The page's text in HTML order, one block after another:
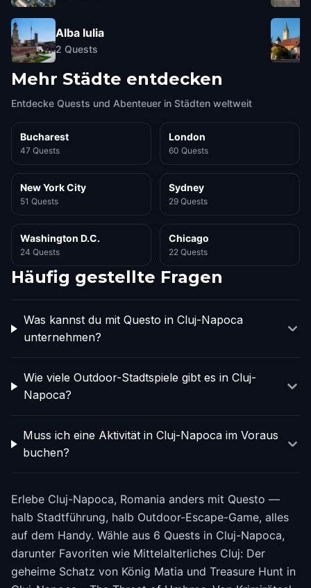
Alba Iulia
2 Quests
Mehr Städte entdecken
Entdecke Quests und Abenteuer in Städten weltweit
Bucharest
47 Quests
London
60 Quests
New York City
51 Quests
Sydney
29 Quests
Washington D.C.
24 Quests
Chicago
22 Quests
Häufig gestellte Fragen
Was kannst du mit Questo in Cluj-Napoca
unternehmen?
Wie viele Outdoor-Stadtspiele gibt es in Cluj-
Napoca?
Muss ich eine Aktivität in Cluj-Napoca im Voraus
buchen?
Erlebe Cluj-Napoca, Romania anders mit Questo —
halb Stadtführung, halb Outdoor-Escape-Game, alles
auf dem Handy. Wähle aus 6 Quests in Cluj-Napoca,
darunter Favoriten wie Mittelalterliches Cluj: Der
geheime Schatz von König Matia und Treasure Hunt in